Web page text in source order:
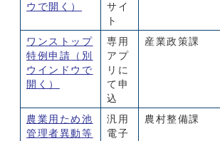
ウで開く）
サイ
ト
ワンストップ
特例申請 （別
ウインドウで
開く）
専用
アプ
リに
て申
込
産業政策課
農業用ため池
管理者異動等
汎用
電子
農村整備課